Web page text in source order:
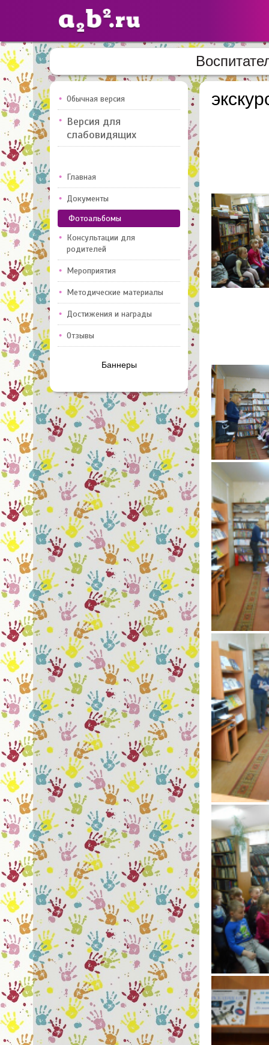
Сайты
педагогов
Добавлено — 10947
Обычная версия
Версия для
слабовидящих
Главная
Документы
Фотоальбомы
Консультации для
родителей
Мероприятия
Методические материалы
Достижения и награды
Отзывы
Баннеры